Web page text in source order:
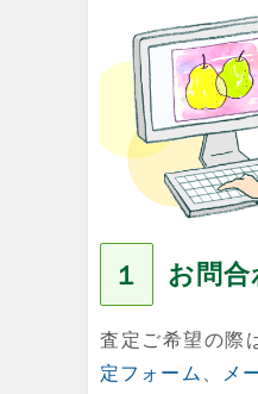
１ お問合
査定ご希望の際
定フォーム
メ